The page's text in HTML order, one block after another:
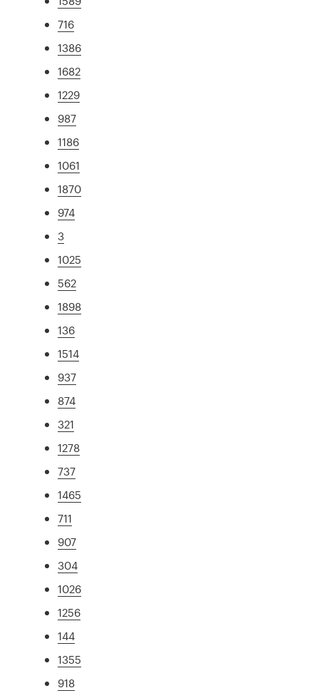
716
1386
1682
1229
987
1186
1061
1870
974
3
1025
562
1898
136
1514
937
874
321
1278
737
1465
711
907
304
1026
1256
144
1355
918